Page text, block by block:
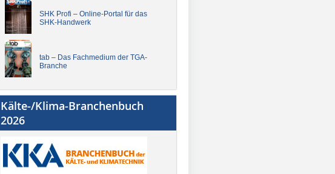
SHK Profi – Online-Portal für das
SHK-Handwerk
tab – Das Fachmedium der TGA-
Branche
Kälte-/Klima-Branchenbuch
2026